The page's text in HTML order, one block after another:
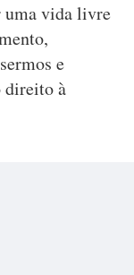
uma vida livre
e
direito à